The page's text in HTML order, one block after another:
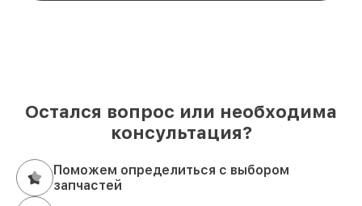
Остался вопрос или необходима
консультация?
Поможем определиться с выбором
запчастей